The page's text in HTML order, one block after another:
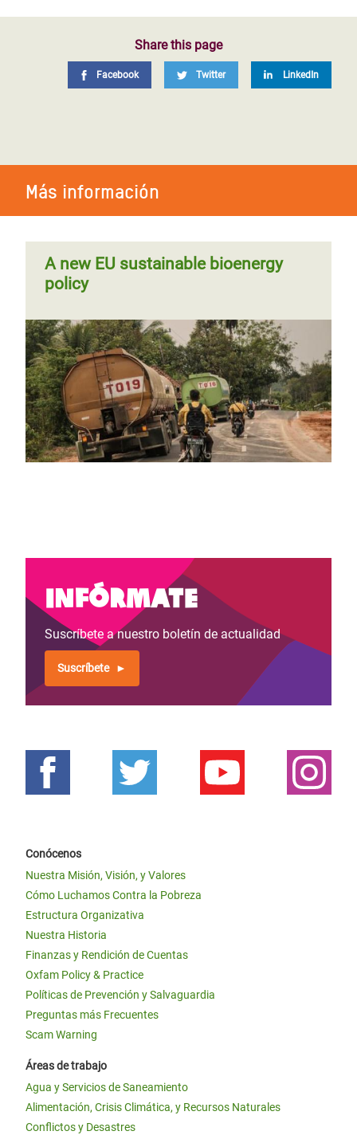
Share this page
Facebook Twitter LinkedIn
Más información
A new EU sustainable bioenergy
policy
Infórmate
Suscríbete a nuestro boletín de actualidad
Suscríbete
Conócenos
Nuestra Misión, Visión, y Valores
Cómo Luchamos Contra la Pobreza
Estructura Organizativa
Nuestra Historia
Finanzas y Rendición de Cuentas
Oxfam Policy & Practice
Políticas de Prevención y Salvaguardia
Preguntas más Frecuentes
Scam Warning
Áreas de trabajo
Agua y Servicios de Saneamiento
Alimentación, Crisis Climática, y Recursos Naturales
Conflictos y Desastres